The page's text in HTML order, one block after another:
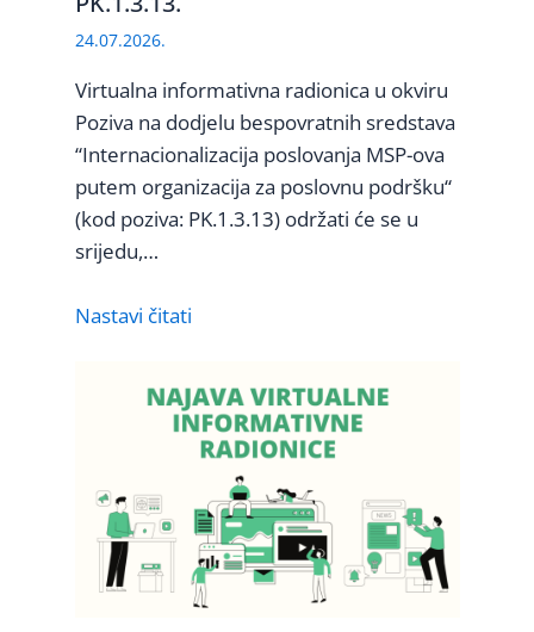
24.07.2026.
Virtualna informativna radionica u okviru
Poziva na dodjelu bespovratnih sredstava
“Internacionalizacija poslovanja MSP-ova
putem organizacija za poslovnu podršku“
(kod poziva: PK.1.3.13) održati će se u
srijedu,…
Nastavi čitati